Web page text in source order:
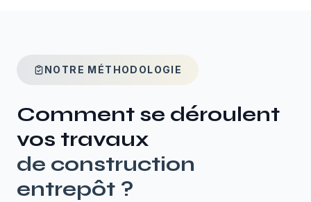
NOTRE MÉTHODOLOGIE
Comment se déroulent
vos travaux
de construction
entrepôt ?